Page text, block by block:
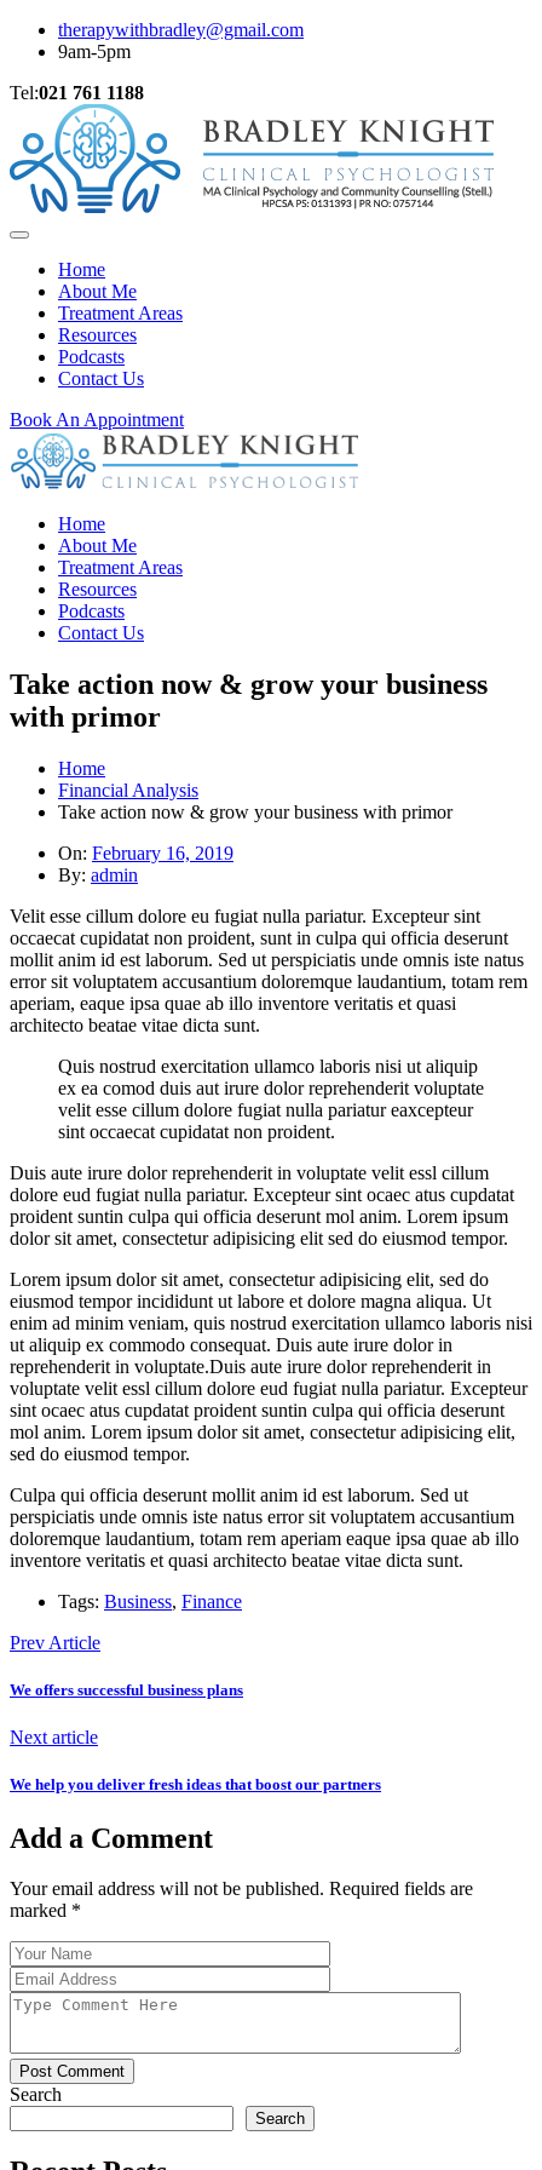
therapywithbradley@gmail.com
9am-5pm
Tel:021 761 1188
Home
About Me
Treatment Areas
Resources
Podcasts
Contact Us
Book An Appointment
Home
About Me
Treatment Areas
Resources
Podcasts
Contact Us
Take action now & grow your business
with primor
Home
Financial Analysis
Take action now & grow your business with primor
On: February 16, 2019
By: admin
Velit esse cillum dolore eu fugiat nulla pariatur. Excepteur sint
occaecat cupidatat non proident, sunt in culpa qui officia deserunt
mollit anim id est laborum. Sed ut perspiciatis unde omnis iste natus
error sit voluptatem accusantium doloremque laudantium, totam rem
aperiam, eaque ipsa quae ab illo inventore veritatis et quasi
architecto beatae vitae dicta sunt.
Quis nostrud exercitation ullamco laboris nisi ut aliquip
ex ea comod duis aut irure dolor reprehenderit voluptate
velit esse cillum dolore fugiat nulla pariatur eaxcepteur
sint occaecat cupidatat non proident.
Duis aute irure dolor reprehenderit in voluptate velit essl cillum
dolore eud fugiat nulla pariatur. Excepteur sint ocaec atus cupdatat
proident suntin culpa qui officia deserunt mol anim. Lorem ipsum
dolor sit amet, consectetur adipisicing elit sed do eiusmod tempor.
Lorem ipsum dolor sit amet, consectetur adipisicing elit, sed do
eiusmod tempor incididunt ut labore et dolore magna aliqua. Ut
enim ad minim veniam, quis nostrud exercitation ullamco laboris nisi
ut aliquip ex commodo consequat. Duis aute irure dolor in
reprehenderit in voluptate.Duis aute irure dolor reprehenderit in
voluptate velit essl cillum dolore eud fugiat nulla pariatur. Excepteur
sint ocaec atus cupdatat proident suntin culpa qui officia deserunt
mol anim. Lorem ipsum dolor sit amet, consectetur adipisicing elit,
sed do eiusmod tempor.
Culpa qui officia deserunt mollit anim id est laborum. Sed ut
perspiciatis unde omnis iste natus error sit voluptatem accusantium
doloremque laudantium, totam rem aperiam eaque ipsa quae ab illo
inventore veritatis et quasi architecto beatae vitae dicta sunt.
Tags: Business, Finance
Prev Article
We offers successful business plans
Next article
We help you deliver fresh ideas that boost our partners
Add a Comment
Your email address will not be published. Required fields are
marked *
Post Comment
Search
Search